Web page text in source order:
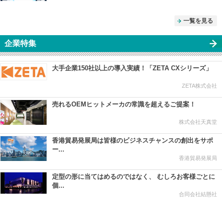
一覧を見る
企業特集
大手企業150社以上の導入実績！「ZETA CXシリーズ」
ZETA株式会社
売れるOEMヒットメーカの常識を超えるご提案！
株式会社天真堂
香港貿易発展局は皆様のビジネスチャンスの創出をサポ
ー...
香港貿易発展局
定型の形に当てはめるのではなく、 むしろお客様ごとに
個...
合同会社結懸社